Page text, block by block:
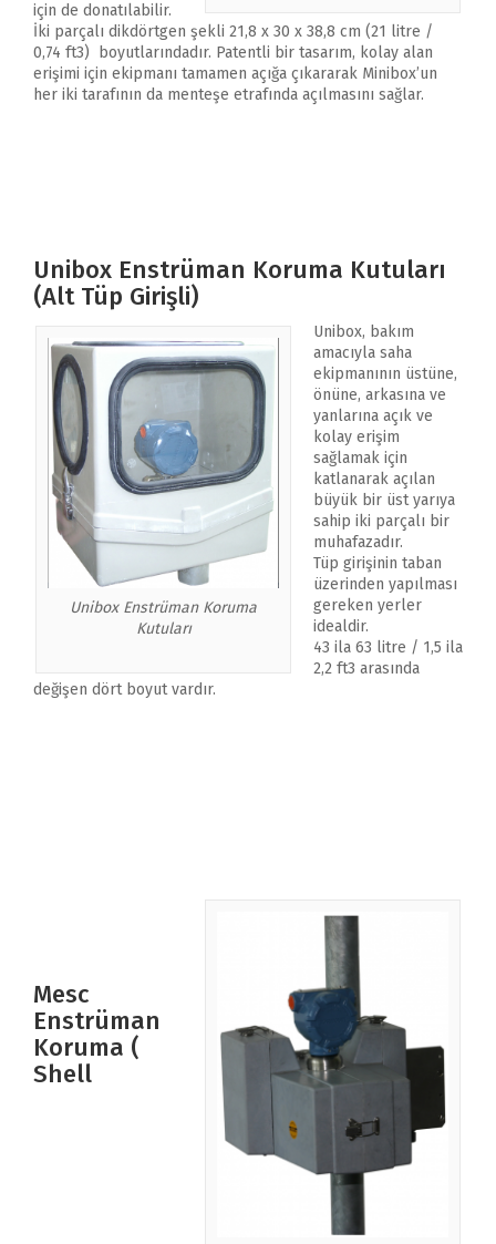
için de donatılabilir.
İki parçalı dikdörtgen şekli 21,8 x 30 x 38,8 cm (21 litre /
0,74 ft3) boyutlarındadır. Patentli bir tasarım, kolay alan
erişimi için ekipmanı tamamen açığa çıkararak Minibox’un
her iki tarafının da menteşe etrafında açılmasını sağlar.
Unibox Enstrüman Koruma Kutuları
(Alt Tüp Girişli)
Unibox Enstrüman Koruma
Kutuları
Unibox, bakım
amacıyla saha
ekipmanının üstüne,
önüne, arkasına ve
yanlarına açık ve
kolay erişim
sağlamak için
katlanarak açılan
büyük bir üst yarıya
sahip iki parçalı bir
muhafazadır.
Tüp girişinin taban
üzerinden yapılması
gereken yerler
idealdir.
43 ila 63 litre / 1,5 ila
2,2 ft3 arasında
değişen dört boyut vardır.
Mesc
Enstrüman
Koruma (
Shell